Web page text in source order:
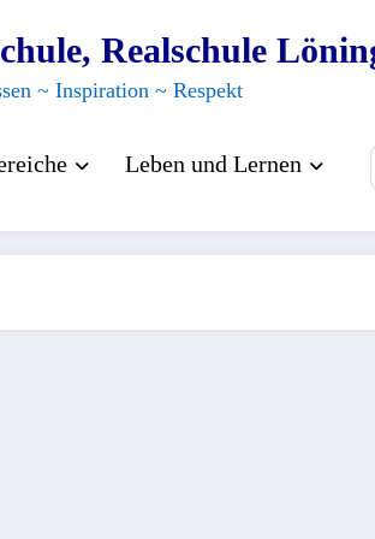
Realschule
~ Inspiration ~ Respekt
Leben und Lernen